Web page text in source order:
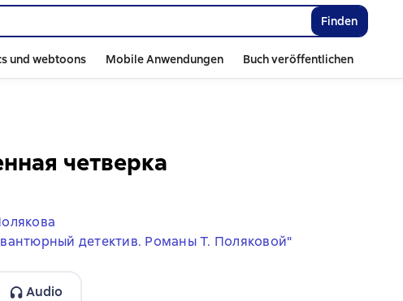
Finden
und webtoons Mobile Anwendungen Buch veröffentlichen
четверка
детектив. Романы Т. Поляковой"
Audio